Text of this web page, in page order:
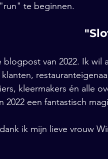
te beginnen.
blogpost van 2022. Ik
kleermakers én alle
2022 een fantastisch
ik mijn lieve vrouw